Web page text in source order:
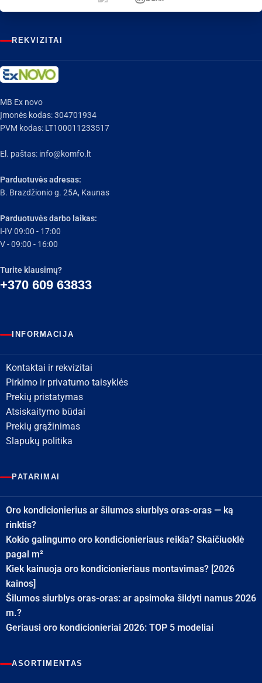
REKVIZITAI
MB Ex novo
Įmonės kodas: 304701934
PVM kodas: LT100011233517
El. paštas: info@komfo.lt
Parduotuvės adresas:
B. Brazdžionio g. 25A, Kaunas
Parduotuvės darbo laikas:
I-IV 09:00 - 17:00
V - 09:00 - 16:00
Turite klausimų?
+370 609 63833
INFORMACIJA
Kontaktai ir rekvizitai
Pirkimo ir privatumo taisyklės
Prekių pristatymas
Atsiskaitymo būdai
Prekių grąžinimas
Slapukų politika
PATARIMAI
Oro kondicionierius ar šilumos siurblys oras-oras — ką
rinktis?
Kokio galingumo oro kondicionieriaus reikia? Skaičiuoklė
pagal m²
Kiek kainuoja oro kondicionieriaus montavimas? [2026
kainos]
Šilumos siurblys oras-oras: ar apsimoka šildyti namus 2026
m.?
Geriausi oro kondicionieriai 2026: TOP 5 modeliai
ASORTIMENTAS